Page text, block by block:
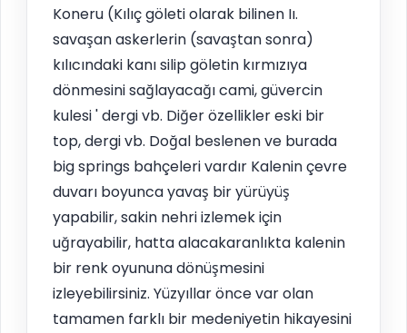
Koneru (Kılıç göleti olarak bilinen Iı.
savaşan askerlerin (savaştan sonra)
kılıcındaki kanı silip göletin kırmızıya
dönmesini sağlayacağı cami, güvercin
kulesi ' dergi vb. Diğer özellikler eski bir
top, dergi vb. Doğal beslenen ve burada
big springs bahçeleri vardır Kalenin çevre
duvarı boyunca yavaş bir yürüyüş
yapabilir, sakin nehri izlemek için
uğrayabilir, hatta alacakaranlıkta kalenin
bir renk oyununa dönüşmesini
izleyebilirsiniz. Yüzyıllar önce var olan
tamamen farklı bir medeniyetin hikayesini